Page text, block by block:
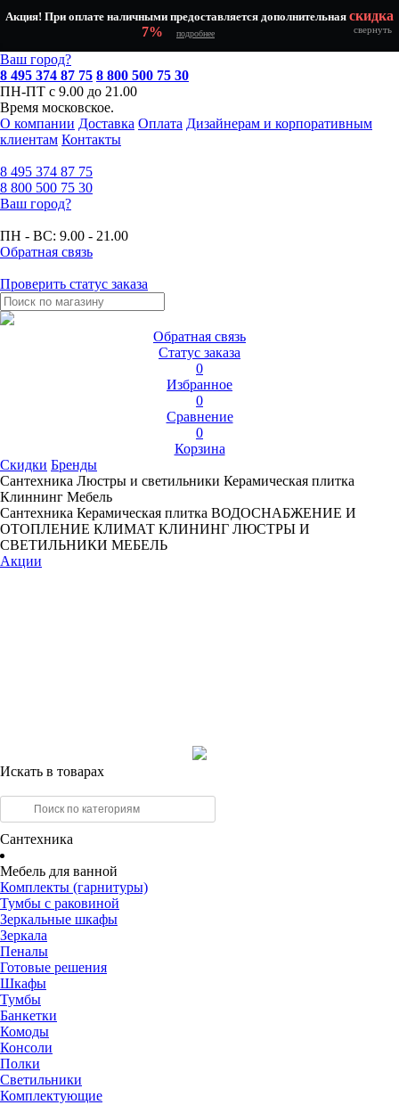
Акция! При оплате наличными предоставляется дополнительная скидка
7%
подробнее свернуть
Ваш город?
8 495 374 87 75 8 800 500 75 30
ПН-ПТ с 9.00 до 21.00
Время московское.
О компании Доставка Оплата Дизайнерам и корпоративным
клиентам Контакты
8 495 374 87 75
8 800 500 75 30
Ваш город?
ПН - ВС: 9.00 - 21.00
Обратная связь
Проверить статус заказа
Обратная связь
Статус заказа
0
Избранное
0
Сравнение
0
Корзина
Скидки Бренды
Сантехника Люстры и светильники Керамическая плитка
Клиннинг Мебель
Сантехника Керамическая плитка ВОДОСНАБЖЕНИЕ И
ОТОПЛЕНИЕ КЛИМАТ КЛИНИНГ ЛЮСТРЫ И
СВЕТИЛЬНИКИ МЕБЕЛЬ
Акции
Искать в товарах
Сантехника
Мебель для ванной
Комплекты (гарнитуры)
Тумбы с раковиной
Зеркальные шкафы
Зеркала
Пеналы
Готовые решения
Шкафы
Тумбы
Банкетки
Комоды
Консоли
Полки
Светильники
Комплектующие